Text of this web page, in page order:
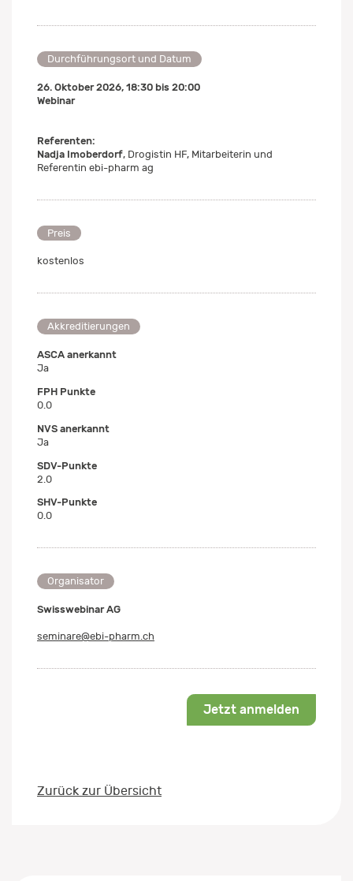
Durchführungsort und Datum
26. Oktober 2026, 18:30 bis 20:00
Webinar
Referenten:
Nadja Imoberdorf, Drogistin HF, Mitarbeiterin und
Referentin ebi-pharm ag
Preis
kostenlos
Akkreditierungen
ASCA anerkannt
Ja
FPH Punkte
0.0
NVS anerkannt
Ja
SDV-Punkte
2.0
SHV-Punkte
0.0
Organisator
Swisswebinar AG
seminare@ebi-pharm.ch
Jetzt anmelden
Zurück zur Übersicht